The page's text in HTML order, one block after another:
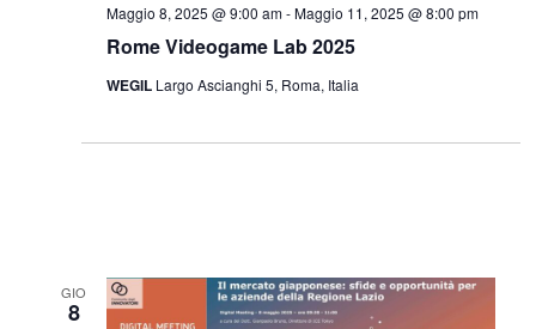
Rome Videogame Lab 2025
Maggio 8, 2025 @ 9:00 am-Maggio 11, 2025 @ 8:00 pm
WEGIL Largo Ascianghi 5, Roma, Italia
GIO
8